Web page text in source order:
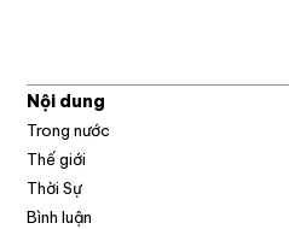
Nội dung
Trong nước
Thế giới
Thời Sự
Bình luận